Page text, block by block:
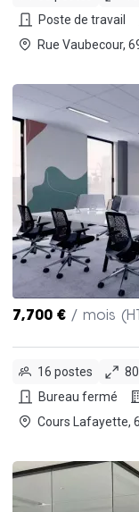
Poste de travail
7,700 € / mois
16 postes
Bureau fermé